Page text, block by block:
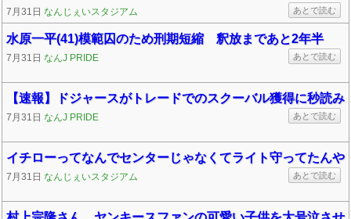
7月31日 なんじぇいスタジアム あとで読む
水原一平(41)模範囚のため刑期短縮 釈放まであと2年半
7月31日 なんJ PRIDE あとで読む
【速報】ドジャースがトレードでのスクーバル獲得に秒読み
7月31日 なんJ PRIDE あとで読む
イチローってなんでセンターじゃなくてライト守ってたんや
7月31日 なんじぇいスタジアム あとで読む